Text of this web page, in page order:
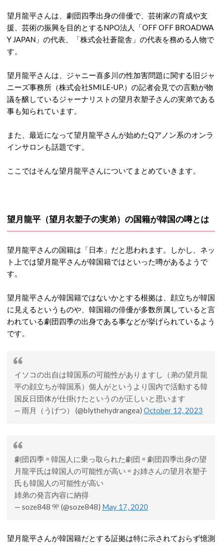
望月龍平さんは、劇団四季出身の俳優で、芸術家の育成や支
援、芸術の振興を目的とするNPO法人「OFF OFF BROADWA
Y JAPAN」の代表、「株式会社蒼龍舎」の代表を務める人物で
す。
望月龍平さんは、ジャニー喜多川の性加害問題に関する旧ジャ
ニーズ事務所（株式会社SMILE-UP.）の記者会見での言動が物
議を醸しているジャーナリストの望月衣塑子さんの実弟である
事も知られています。
また、最近になって望月龍平さんが始めたQアノン系のオンラ
インサロンも話題です。
ここではそんな望月龍平さんについてまとめていきます。
望月龍平（望月衣塑子の実弟）の国籍が韓国の噂とは
望月龍平さんの国籍は「日本」だと思われます。しかし、ネッ
ト上では望月龍平さんが韓国籍ではといった噂があるようで
す。
望月龍平さんが韓国籍ではないかとする根拠は、顔立ちが韓国
に見えるというものや、韓国籍の俳優が多数所属していると言
われている劇団四季の出身である事などが挙げられているよう
です。
イソコの出自は韓国系の可能性がありますし（弟の望月龍
平の顔立ちが韓国系）個人がというより国内で活動する韓
国反日団体が仕掛けたというのが正しいと思います
— 雨月（うげつ） (@blythehydrangea) October 12, 2023
劇団四季 = 韓国人に乗っ取られた劇団 = 劇団四季出身の望
月龍平氏は韓国人の可能性が高い = お姉さんの望月衣塑子
氏も韓国人の可能性が高い
姉弟の発言内容に納得
— soze848 🎌 (@soze848) May 17, 2020
望月龍平さんが韓国籍だとする証拠は特に示されておらず憶測